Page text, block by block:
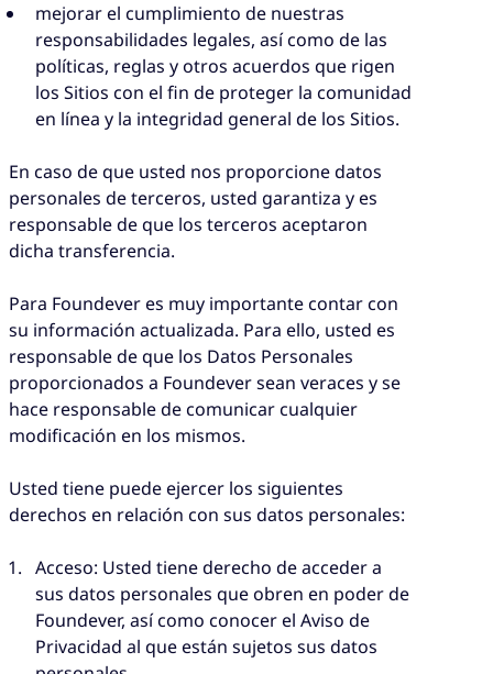
mejorar el cumplimiento de nuestras
responsabilidades legales, así como de las
políticas, reglas y otros acuerdos que rigen
los Sitios con el fin de proteger la comunidad
en línea y la integridad general de los Sitios.
En caso de que usted nos proporcione datos
personales de terceros, usted garantiza y es
responsable de que los terceros aceptaron
dicha transferencia.
Para Foundever es muy importante contar con
su información actualizada. Para ello, usted es
responsable de que los Datos Personales
proporcionados a Foundever sean veraces y se
hace responsable de comunicar cualquier
modificación en los mismos.
Usted tiene puede ejercer los siguientes
derechos en relación con sus datos personales:
Acceso: Usted tiene derecho de acceder a
sus datos personales que obren en poder de
Foundever, así como conocer el Aviso de
Privacidad al que están sujetos sus datos